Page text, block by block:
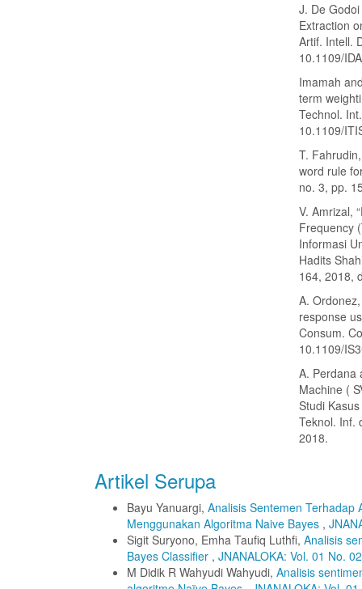
J. De
Extraction
Artif. Intell.
10.1109/
Imamah
term
Technol.
10.1109/
T.
word rule
no. 3, pp.
V. Amrizal,
Frequency
Informasi
Hadits
164, 2018,
A.
response
Consum.
10.1109/
A. Perdana
Machine (
Studi
Teknol. Inf.
2018.
Artikel Serupa
Bayu Yanuargi, Analisis Sentemen Terhadap
Menggunakan Algoritma Naive Bayes ,
Sigit Suryono, Emha Taufiq Luthfi, Analisis
Bayes Classifier , JNANALOKA: Vol. 01 No.
M Didik R Wahyudi Wahyudi, Analisis